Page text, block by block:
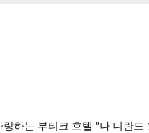
하는 부티크 호텔 "나 니란